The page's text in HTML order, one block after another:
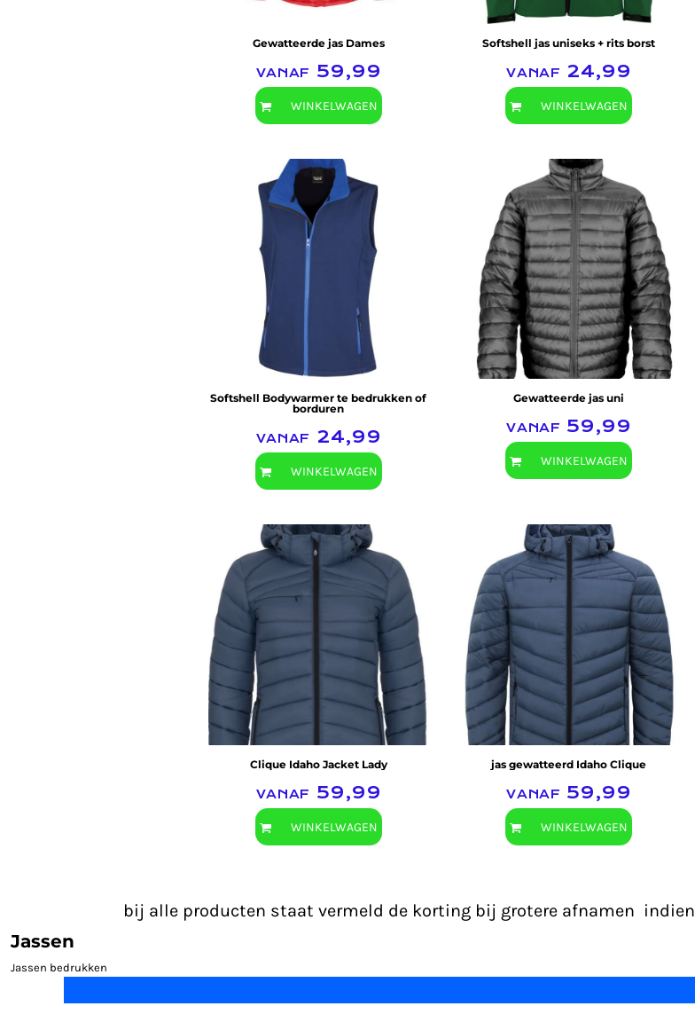
Gewatteerde jas Dames
vanaf 59,99
WINKELWAGEN
Softshell jas uniseks + rits borst
vanaf 24,99
WINKELWAGEN
Result Core
Softshell Bodywarmer te bedrukken of
borduren
vanaf 24,99
WINKELWAGEN
Result Urban Outdoor Wear
Gewatteerde jas uni
vanaf 59,99
WINKELWAGEN
Clique Idaho Jacket Lady
vanaf 59,99
WINKELWAGEN
jas gewatteerd Idaho Clique
vanaf 59,99
WINKELWAGEN
bij alle producten staat vermeld de korting bij grotere afnamen
Jassen
Jassen bedrukken
GROTE MATEN T-SHIRT BEDRUKKEN